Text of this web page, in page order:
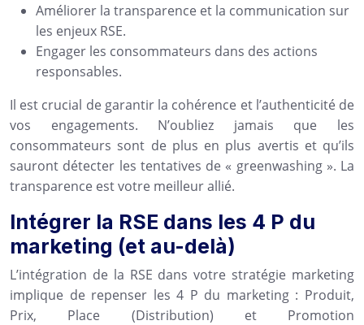
Améliorer la transparence et la communication sur
les enjeux RSE.
Engager les consommateurs dans des actions
responsables.
Il est crucial de garantir la cohérence et l’authenticité de
vos engagements. N’oubliez jamais que les
consommateurs sont de plus en plus avertis et qu’ils
sauront détecter les tentatives de « greenwashing ». La
transparence est votre meilleur allié.
Intégrer la RSE dans les 4 P du
marketing (et au-delà)
L’intégration de la RSE dans votre stratégie marketing
implique de repenser les 4 P du marketing : Produit,
Prix, Place (Distribution) et Promotion